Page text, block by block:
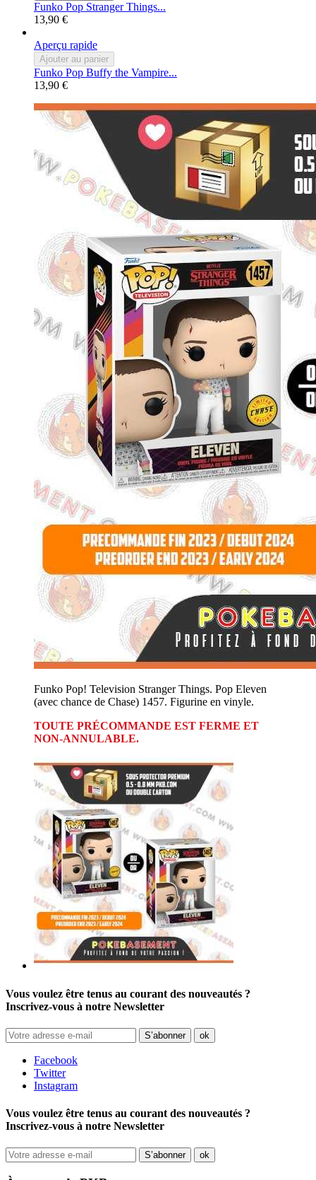
Funko Pop Stranger Things...
13,90 €
Aperçu rapide
Ajouter au panier
Funko Pop Buffy the Vampire...
13,90 €
Funko Pop! Television Stranger Things. Pop Eleven
(avec chance de Chase) 1457. Figurine en vinyle.
TOUTE PRÉCOMMANDE EST FERME ET
NON-ANNULABLE.
Vous voulez être tenus au courant des nouveautés ?
Inscrivez-vous à notre Newsletter
Facebook
Twitter
Instagram
Vous voulez être tenus au courant des nouveautés ?
Inscrivez-vous à notre Newsletter